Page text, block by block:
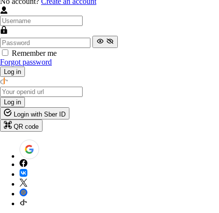
Remember me
Forgot password
Log in
Log in
Login with Sber ID
QR code